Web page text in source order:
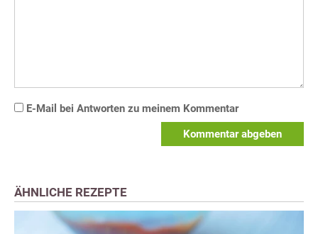
E-Mail bei Antworten zu meinem Kommentar
Kommentar abgeben
ÄHNLICHE REZEPTE